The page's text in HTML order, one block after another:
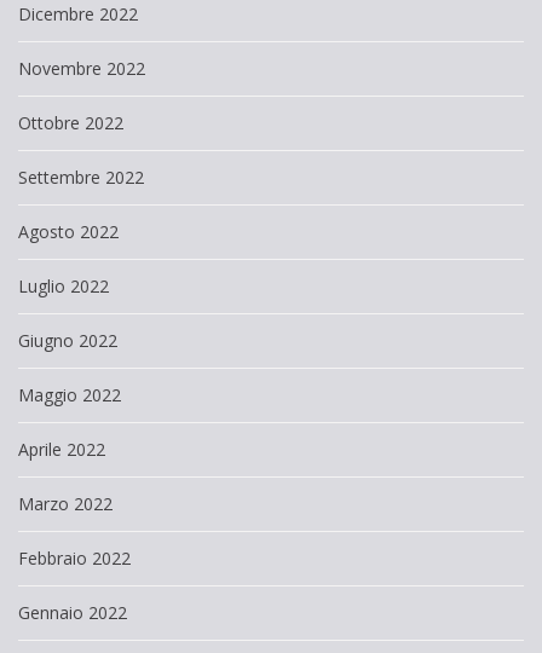
Dicembre 2022
Novembre 2022
Ottobre 2022
Settembre 2022
Agosto 2022
Luglio 2022
Giugno 2022
Maggio 2022
Aprile 2022
Marzo 2022
Febbraio 2022
Gennaio 2022